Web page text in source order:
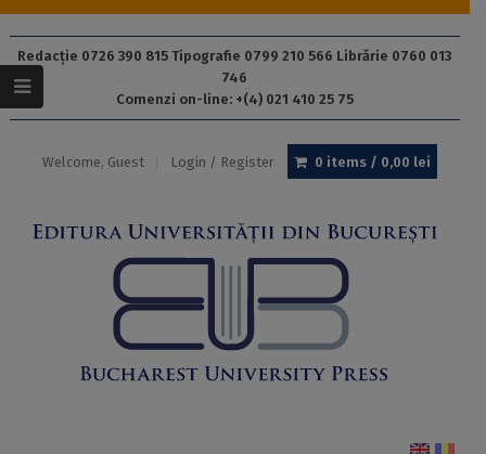
Redacție 0726 390 815 Tipografie 0799 210 566 Librărie 0760 013
746
Comenzi on-line: +(4) 021 410 25 75
Welcome, Guest Login / Register 0 items / 0,00 lei